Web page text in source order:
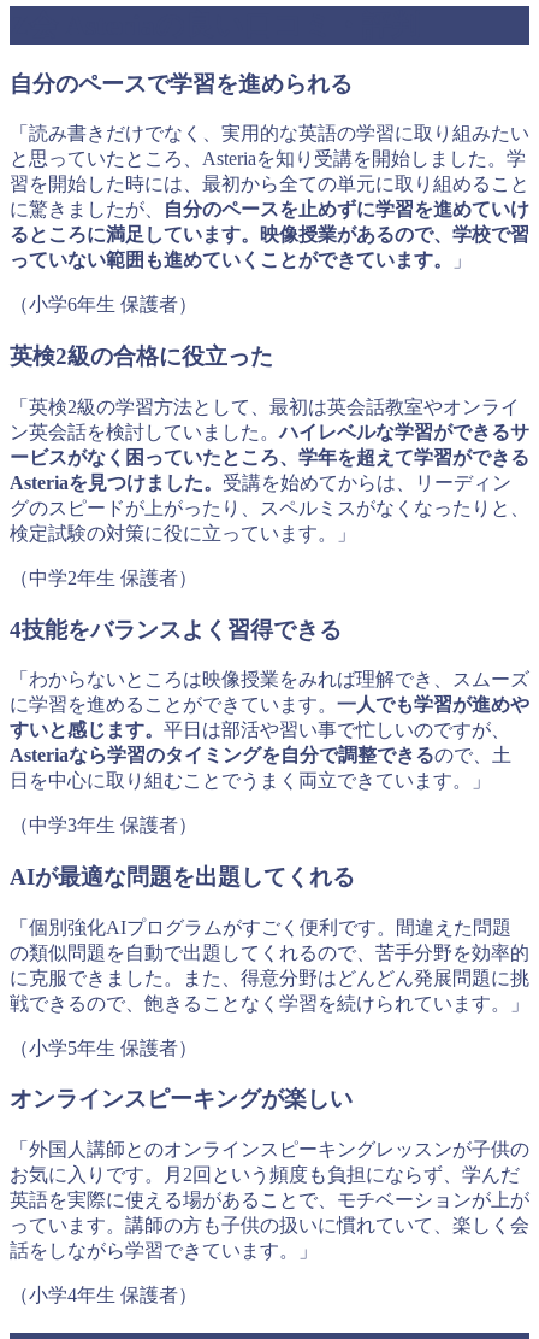
自分のペースで学習を進められる
「読み書きだけでなく、実用的な英語の学習に取り組みたい
と思っていたところ、Asteriaを知り受講を開始しました。学
習を開始した時には、最初から全ての単元に取り組めること
に驚きましたが、
自分のペースを止めずに学習を進めていけ
るところに満足しています。映像授業があるので、学校で習
っていない範囲も進めていくことができています。
」
（小学6年生 保護者）
英検2級の合格に役立った
「英検2級の学習方法として、最初は英会話教室やオンライ
ン英会話を検討していました。ハイレベルな学習ができるサ
ービスがなく困っていたところ、学年を超えて学習ができる
Asteriaを見つけました。 受講を始めてからは、リーディン
グのスピードが上がったり、スペルミスがなくなったりと、
検定試験の対策に役に立っています。」
（中学2年生 保護者）
4技能をバランスよく習得できる
「わからないところは映像授業をみれば理解でき、スムーズ
に学習を進めることができています。 一人でも学習が進めや
すいと感じます。 平日は部活や習い事で忙しいのですが、
Asteriaなら学習のタイミングを自分で調整できるので、土
日を中心に取り組むことでうまく両立できています。」
（中学3年生 保護者）
AIが最適な問題を出題してくれる
「個別強化AIプログラムがすごく便利です。間違えた問題
の類似問題を自動で出題してくれるので、苦手分野を効率的
に克服できました。また、得意分野はどんどん発展問題に挑
戦できるので、飽きることなく学習を続けられています。」
（小学5年生 保護者）
オンラインスピーキングが楽しい
「外国人講師とのオンラインスピーキングレッスンが子供の
お気に入りです。月2回という頻度も負担にならず、学んだ
英語を実際に使える場があることで、モチベーションが上が
っています。講師の方も子供の扱いに慣れていて、楽しく会
話をしながら学習できています。」
（小学4年生 保護者）